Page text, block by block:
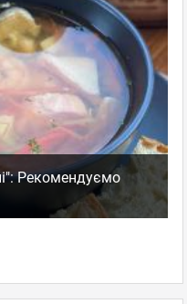
ответить
беловатого цвета и
ложками, остроты
Рекомендуємо